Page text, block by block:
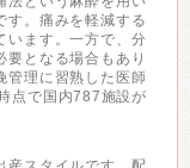
す。痛みを軽減する
います。一方で、分
となる場合もあり
管理に習熟した医師
点で国内787施設が